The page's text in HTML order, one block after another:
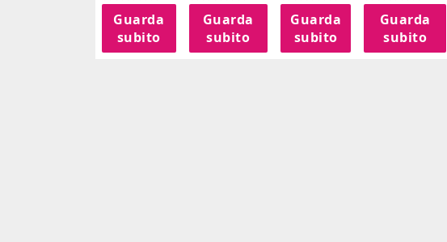
Guarda
subito
Guarda
subito
Guarda
subito
Guarda
subito